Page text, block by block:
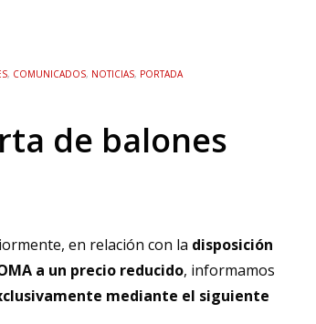
, COMUNICADOS, NOTICIAS, PORTADA
de balones
en relación con la disposición
a un precio reducido, informamos
mediante el siguiente